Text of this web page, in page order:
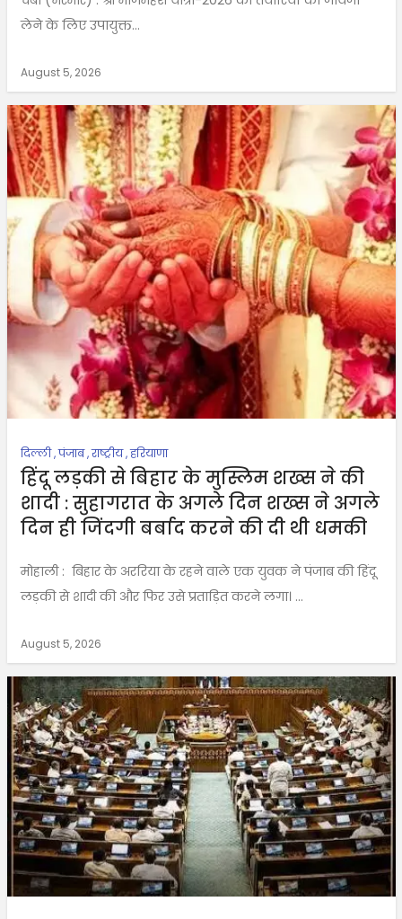
लेने के लिए उपायुक्त...
August 5, 2026
दिल्ली,पंजाब,राष्ट्रीय,हरियाणा
हिंदू लड़की से बिहार के मुस्लिम शख्स ने की
शादी : सुहागरात के अगले दिन शख्स ने अगले
दिन ही जिंदगी बर्बाद करने की दी थी धमकी
मोहाली : बिहार के अररिया के रहने वाले एक युवक ने पंजाब की हिंदू
लड़की से शादी की और फिर उसे प्रताड़ित करने लगा। ...
August 5, 2026